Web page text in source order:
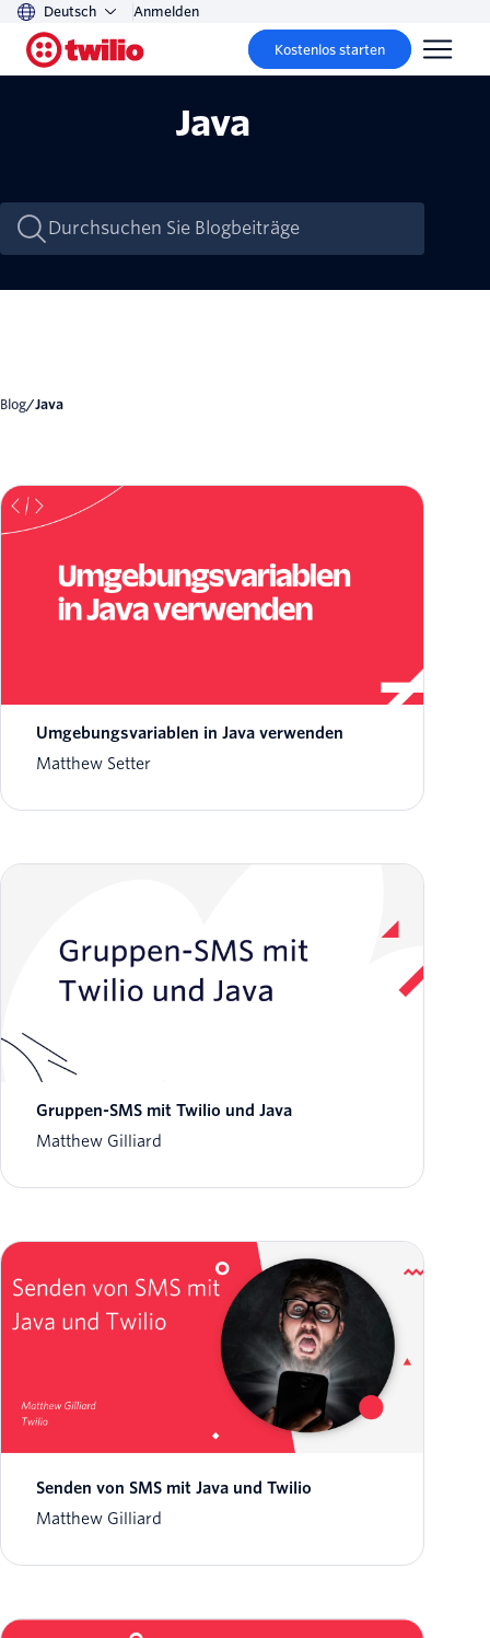
Deutsch Anmelden
Kostenlos starten
Java
Blog/ Java
Umgebungsvariablen in Java verwenden
Matthew Setter
Gruppen-SMS mit Twilio und Java
Matthew Gilliard
Senden von SMS mit Java und Twilio
Matthew Gilliard